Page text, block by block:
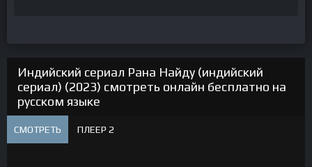
Индийский сериал Рана Найду (индийский
сериал) (2023) смотреть онлайн бесплатно на
русском языке
СМОТРЕТЬ ПЛЕЕР 2